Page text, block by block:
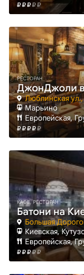
РЕСТОРАН
ДжонДжоли
Люблинская ул.,
Марьино
Европейская,
КАФЕ, РЕСТОРАН
Батони на
Большая
Киевская,
Европейская,